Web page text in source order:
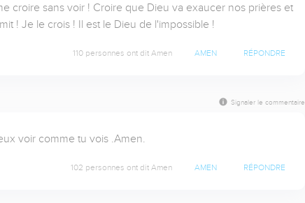
croire sans voir ! Croire que Dieu va exaucer nos prières et
! Je le crois ! Il est le Dieu de l'impossible !
110 personnes ont dit Amen AMEN RÉPONDRE
Signaler le commentaire
voir comme tu vois .Amen.
102 personnes ont dit Amen AMEN RÉPONDRE